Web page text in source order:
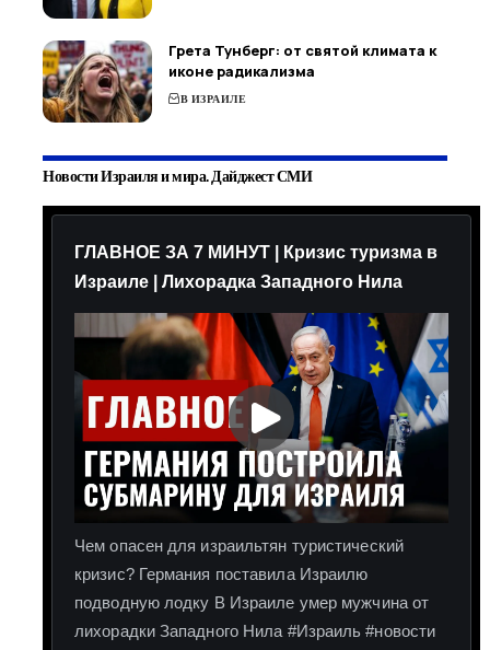
Грета Тунберг: от святой климата к
иконе радикализма
В ИЗРАИЛЕ
Новости Израиля и мира. Дайджест СМИ